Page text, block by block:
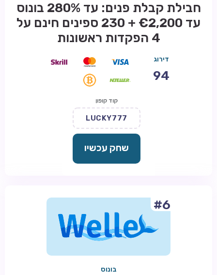
חבילת קבלת פנים: עד 280% בונוס
עד €2,200 + 230 ספינים חינם על
4 הפקדות ראשונות
דירוג
94
קוד קופון
LUCKY777
שחק עכשיו
#6
בונוס